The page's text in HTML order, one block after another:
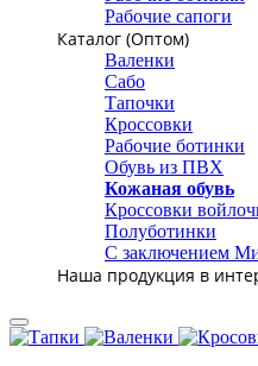
Рабочие сапоги
Каталог (Оптом)
Валенки
Сабо
Тапочки
Кроссовки
Рабочие ботинки
Обувь из ПВХ
Кожаная обувь
Кроссовки
Полуботинки
С заключением
Наша продукция в